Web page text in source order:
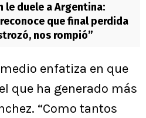
le duele a Argentina:
que final perdida
nos rompió”
enfatiza en que
que ha generado más
“Como tantos